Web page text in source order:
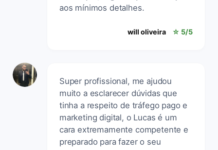
aos mínimos detalhes.
will oliveira ☆ 5/5
Super profissional, me ajudou
muito a esclarecer dúvidas que
tinha a respeito de tráfego pago e
marketing digital, o Lucas é um
cara extremamente competente e
preparado para fazer o seu